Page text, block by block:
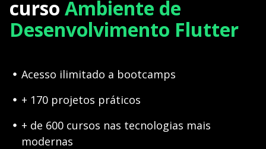
curso Ambiente de
Desenvolvimento Flutter
Acesso ilimitado a bootcamps
+ 170 projetos práticos
+ de 600 cursos nas tecnologias mais
modernas